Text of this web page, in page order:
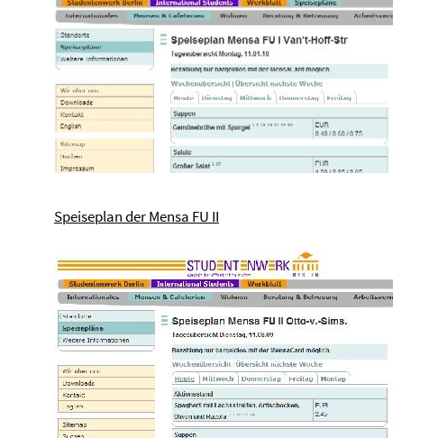
Speiseplan der Mensa FU II